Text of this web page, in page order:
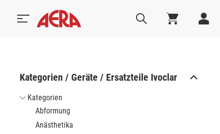
Kategorien / Geräte / Ersatzteile Ivoclar
Kategorien
Abformung
Anästhetika